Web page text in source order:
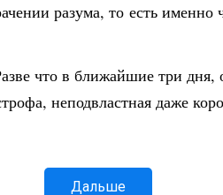
разума, то есть
что в ближайшие три
неподвластная даже
Дальше